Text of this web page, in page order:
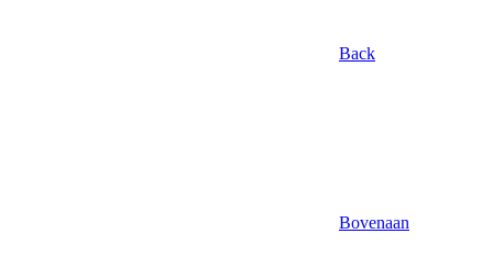
Back
Bovenaan